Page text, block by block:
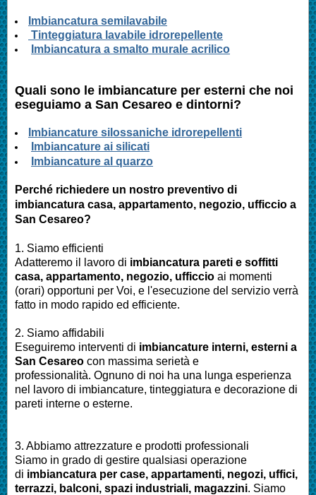
Imbiancatura semilavabile
Tinteggiatura lavabile idrorepellente
Imbiancatura a smalto murale acrilico
Quali sono le imbiancature per esterni che noi
eseguiamo a San Cesareo e dintorni?
mbiancature silossaniche idrorepellenti
Imbiancature ai silicati
Imbiancature al quarzo
Perché richiedere un nostro preventivo di
imbiancatura casa, appartamento, negozio, ufficcio a
San Cesareo?
1. Siamo efficienti
Adatteremo il lavoro di imbiancatura pareti e soffitti
casa, appartamento, negozio, ufficcio ai momenti
(orari) opportuni per Voi, e l'esecuzione del servizio verrà
fatto in modo rapido ed efficiente.
2. Siamo affidabili
Eseguiremo interventi di imbiancature interni, esterni a
San Cesareo con massima serietà e
professionalità. Ognuno di noi ha una lunga esperienza
nel lavoro di imbiancature, tinteggiatura e decorazione di
pareti interne o esterne.
3. Abbiamo attrezzature e prodotti professionali
Siamo in grado di gestire qualsiasi operazione
di imbiancatura per case, appartamenti, negozi, uffici,
terrazzi, balconi, spazi industriali, magazzini. Siamo